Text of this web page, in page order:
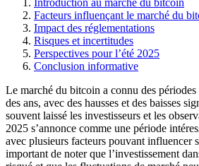
Facteurs influençant le marché du
Impact des réglementations
Risques et incertitudes
Perspectives pour l’été 2025
Conclusion informative
Le marché du bitcoin a connu des
des ans, avec des hausses et des baisses
souvent laissé les investisseurs et les
2025 s’annonce comme une période
avec plusieurs facteurs pouvant influencer
important de noter que l’investissement